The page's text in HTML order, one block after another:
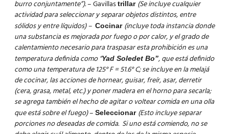
burro conjuntamente”).– Gavillastrillar (Se incluye cualquier
actividad para seleccionar y separar objetos distintos, entre
sólidos y entre líquidos) – Cocinar (incluye toda instancia donde
una substancia es mejorada por fuego o por calor, y el grado de
calentamiento necesario para traspasar esta prohibición es una
temperatura definida como “Yad Soledet Bo”, que está definido
como una temperatura de 125° F = 51.6° C; se incluye en la melajá
de cocinar, las acciones de hornear, guisar, freír, asar, derretir
(cera, grasa, metal, etc.) y poner madera en el horno para secarla;
se agrega también el hecho de agitar o voltear comida en una olla
que está sobre el fuego)– Seleccionar (Esto incluye separar
porciones no deseadas de comida. Si uno está comiendo, no se